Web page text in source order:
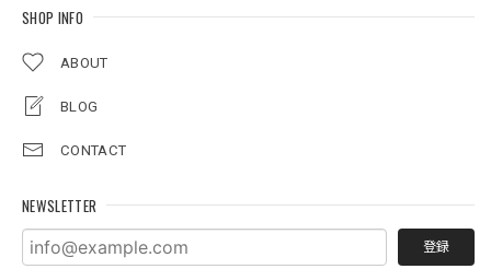
SHOP INFO
ABOUT
BLOG
CONTACT
NEWSLETTER
登録